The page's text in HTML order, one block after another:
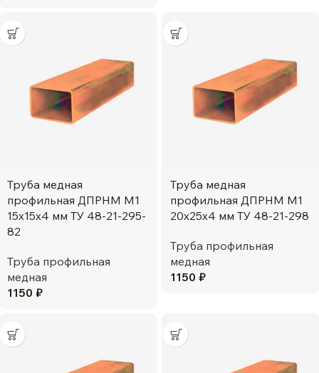
Труба медная
профильная ДПРНМ М1
15х15х4 мм ТУ 48-21-295-
82
Труба профильная
медная
1150 ₽
Труба медная
профильная ДПРНМ М1
20х25х4 мм ТУ 48-21-298
Труба профильная
медная
1150 ₽